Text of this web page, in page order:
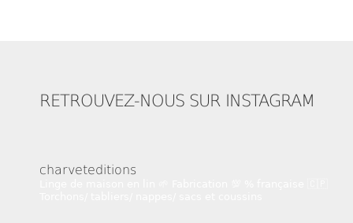
RETROUVEZ-NOUS SUR INSTAGRAM
charveteditions